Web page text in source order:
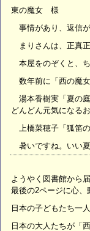
東の魔女 様
事情があり、返信が
まりさんは、正真正
本屋をのぞくと、ち
数年前に「西の魔
湯本香樹実「夏の
どんどん元気になる
上橋菜穂子「狐笛
暑いですね。いい夏
ようやく図書館から届
最後の2ページに心、
日本の子どもたち一
日本の大人たちが「